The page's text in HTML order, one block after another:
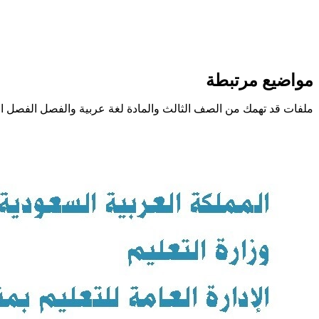
مواضيع مرتبطة
ملفات قد تهمك من الصف الثالث والمادة لغة عربية والفصل الفصل